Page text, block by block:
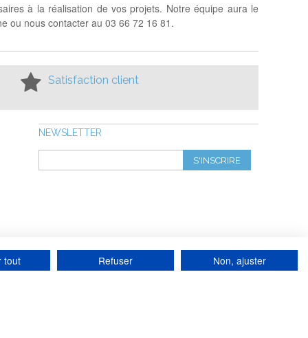
à la réalisation de vos projets. Notre équipe aura le
ou nous contacter au 03 66 72 16 81.
Satisfaction client
NEWSLETTER
S'INSCRIRE
tout Refuser Non, ajuster